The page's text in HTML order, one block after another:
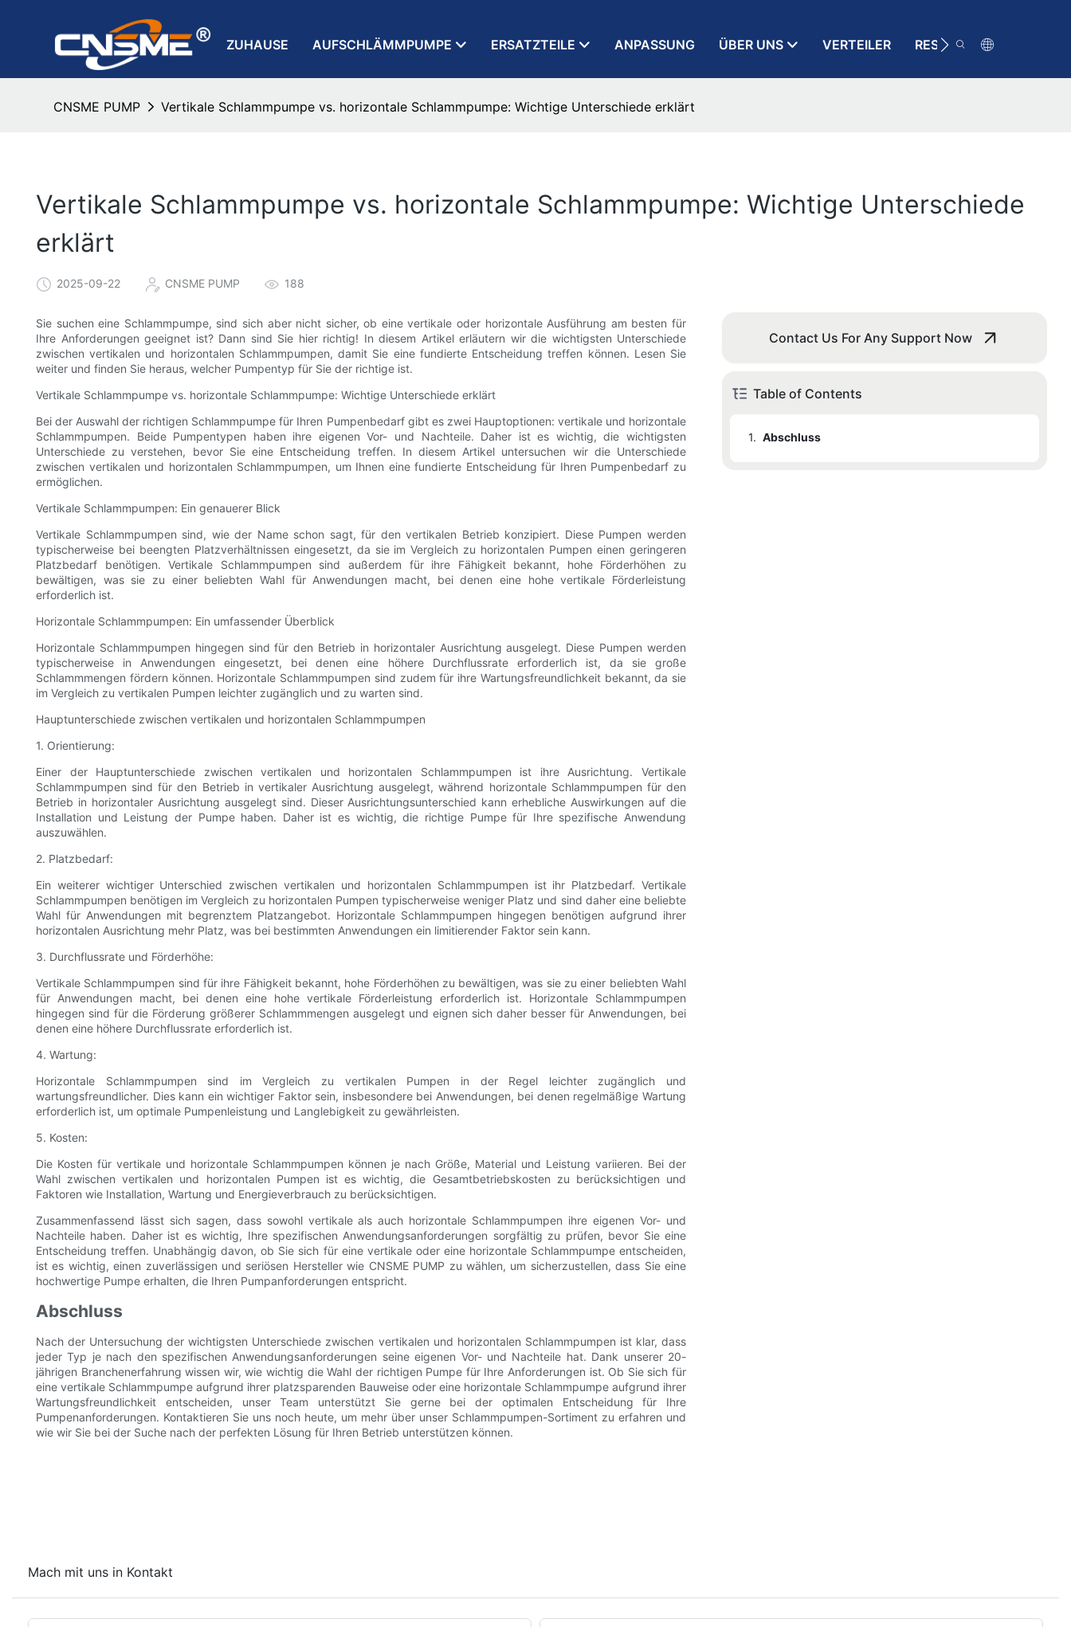
ZUHAUSE AUFSCHLÄMMPUMPE ERSATZTEILE ANPASSUNG ÜBER UNS VERTEILER RESSOURCE
CNSME PUMP Vertikale Schlammpumpe vs. horizontale Schlammpumpe: Wichtige Unterschiede erklärt
Vertikale Schlammpumpe vs. horizontale Schlammpumpe: Wichtige Unterschiede
erklärt
2025-09-22 CNSME PUMP 188
Sie suchen eine Schlammpumpe, sind sich aber nicht sicher, ob eine vertikale oder horizontale Ausführung am besten für
Ihre Anforderungen geeignet ist? Dann sind Sie hier richtig! In diesem Artikel erläutern wir die wichtigsten Unterschiede
zwischen vertikalen und horizontalen Schlammpumpen, damit Sie eine fundierte Entscheidung treffen können. Lesen Sie
weiter und finden Sie heraus, welcher Pumpentyp für Sie der richtige ist.
Vertikale Schlammpumpe vs. horizontale Schlammpumpe: Wichtige Unterschiede erklärt
Bei der Auswahl der richtigen Schlammpumpe für Ihren Pumpenbedarf gibt es zwei Hauptoptionen: vertikale und horizontale
Schlammpumpen. Beide Pumpentypen haben ihre eigenen Vor- und Nachteile. Daher ist es wichtig, die wichtigsten
Unterschiede zu verstehen, bevor Sie eine Entscheidung treffen. In diesem Artikel untersuchen wir die Unterschiede
zwischen vertikalen und horizontalen Schlammpumpen, um Ihnen eine fundierte Entscheidung für Ihren Pumpenbedarf zu
ermöglichen.
Vertikale Schlammpumpen: Ein genauerer Blick
Vertikale Schlammpumpen sind, wie der Name schon sagt, für den vertikalen Betrieb konzipiert. Diese Pumpen werden
typischerweise bei beengten Platzverhältnissen eingesetzt, da sie im Vergleich zu horizontalen Pumpen einen geringeren
Platzbedarf benötigen. Vertikale Schlammpumpen sind außerdem für ihre Fähigkeit bekannt, hohe Förderhöhen zu
bewältigen, was sie zu einer beliebten Wahl für Anwendungen macht, bei denen eine hohe vertikale Förderleistung
erforderlich ist.
Horizontale Schlammpumpen: Ein umfassender Überblick
Horizontale Schlammpumpen hingegen sind für den Betrieb in horizontaler Ausrichtung ausgelegt. Diese Pumpen werden
typischerweise in Anwendungen eingesetzt, bei denen eine höhere Durchflussrate erforderlich ist, da sie große
Schlammmengen fördern können. Horizontale Schlammpumpen sind zudem für ihre Wartungsfreundlichkeit bekannt, da sie
im Vergleich zu vertikalen Pumpen leichter zugänglich und zu warten sind.
Hauptunterschiede zwischen vertikalen und horizontalen Schlammpumpen
1. Orientierung:
Einer der Hauptunterschiede zwischen vertikalen und horizontalen Schlammpumpen ist ihre Ausrichtung. Vertikale
Schlammpumpen sind für den Betrieb in vertikaler Ausrichtung ausgelegt, während horizontale Schlammpumpen für den
Betrieb in horizontaler Ausrichtung ausgelegt sind. Dieser Ausrichtungsunterschied kann erhebliche Auswirkungen auf die
Installation und Leistung der Pumpe haben. Daher ist es wichtig, die richtige Pumpe für Ihre spezifische Anwendung
auszuwählen.
2. Platzbedarf:
Ein weiterer wichtiger Unterschied zwischen vertikalen und horizontalen Schlammpumpen ist ihr Platzbedarf. Vertikale
Schlammpumpen benötigen im Vergleich zu horizontalen Pumpen typischerweise weniger Platz und sind daher eine beliebte
Wahl für Anwendungen mit begrenztem Platzangebot. Horizontale Schlammpumpen hingegen benötigen aufgrund ihrer
horizontalen Ausrichtung mehr Platz, was bei bestimmten Anwendungen ein limitierender Faktor sein kann.
3. Durchflussrate und Förderhöhe:
Vertikale Schlammpumpen sind für ihre Fähigkeit bekannt, hohe Förderhöhen zu bewältigen, was sie zu einer beliebten Wahl
für Anwendungen macht, bei denen eine hohe vertikale Förderleistung erforderlich ist. Horizontale Schlammpumpen
hingegen sind für die Förderung größerer Schlammmengen ausgelegt und eignen sich daher besser für Anwendungen, bei
denen eine höhere Durchflussrate erforderlich ist.
4. Wartung:
Horizontale Schlammpumpen sind im Vergleich zu vertikalen Pumpen in der Regel leichter zugänglich und
wartungsfreundlicher. Dies kann ein wichtiger Faktor sein, insbesondere bei Anwendungen, bei denen regelmäßige Wartung
erforderlich ist, um optimale Pumpenleistung und Langlebigkeit zu gewährleisten.
5. Kosten:
Die Kosten für vertikale und horizontale Schlammpumpen können je nach Größe, Material und Leistung variieren. Bei der
Wahl zwischen vertikalen und horizontalen Pumpen ist es wichtig, die Gesamtbetriebskosten zu berücksichtigen und
Faktoren wie Installation, Wartung und Energieverbrauch zu berücksichtigen.
Zusammenfassend lässt sich sagen, dass sowohl vertikale als auch horizontale Schlammpumpen ihre eigenen Vor- und
Nachteile haben. Daher ist es wichtig, Ihre spezifischen Anwendungsanforderungen sorgfältig zu prüfen, bevor Sie eine
Entscheidung treffen. Unabhängig davon, ob Sie sich für eine vertikale oder eine horizontale Schlammpumpe entscheiden,
ist es wichtig, einen zuverlässigen und seriösen Hersteller wie CNSME PUMP zu wählen, um sicherzustellen, dass Sie eine
hochwertige Pumpe erhalten, die Ihren Pumpanforderungen entspricht.
Abschluss
Nach der Untersuchung der wichtigsten Unterschiede zwischen vertikalen und horizontalen Schlammpumpen ist klar, dass
jeder Typ je nach den spezifischen Anwendungsanforderungen seine eigenen Vor- und Nachteile hat. Dank unserer 20-
jährigen Branchenerfahrung wissen wir, wie wichtig die Wahl der richtigen Pumpe für Ihre Anforderungen ist. Ob Sie sich für
eine vertikale Schlammpumpe aufgrund ihrer platzsparenden Bauweise oder eine horizontale Schlammpumpe aufgrund ihrer
Wartungsfreundlichkeit entscheiden, unser Team unterstützt Sie gerne bei der optimalen Entscheidung für Ihre
Pumpenanforderungen. Kontaktieren Sie uns noch heute, um mehr über unser Schlammpumpen-Sortiment zu erfahren und
wie wir Sie bei der Suche nach der perfekten Lösung für Ihren Betrieb unterstützen können.
Contact Us For Any Support Now
Table of Contents
1. Abschluss
Mach mit uns in Kontakt